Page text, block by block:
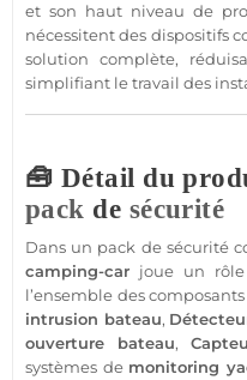
et son haut niveau de
nécessitent des dispositifs
solution complète,
simplifiant le travail des
🧰 Détail du
pack de sécurité
Dans un pack de sécurité
camping-car joue un
l’ensemble des composants
intrusion bateau,
ouverture bateau,
systèmes de monitoring